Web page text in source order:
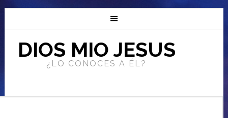
DIOS MIO JESUS
¿LO CONOCES A ÉL?